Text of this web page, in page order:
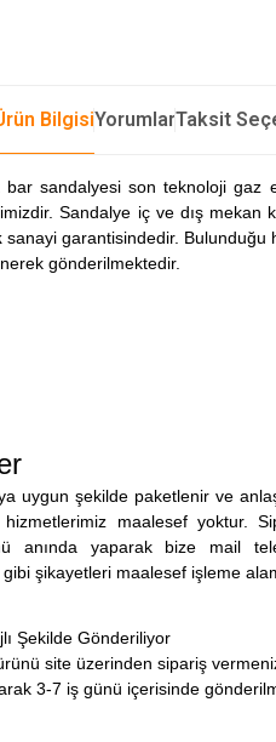
BilgisiYorumlarTaksit
sandalyesi son teknoloji gaz
Sandalye iç ve dış mekan
sanayi garantisindedir. Bulunduğu
gönderilmektedir.
uygun şekilde paketlenir ve
maalesef yoktur.
anında yaparak bize mail
gibi şikayetleri maalesef işleme
Şekilde Gönderiliyor
site üzerinden sipariş
3-7 iş günü içerisinde